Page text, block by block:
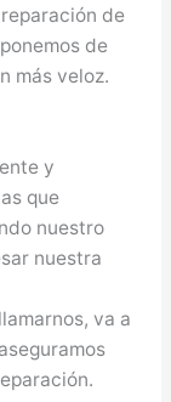
de
de
más veloz.
y
que
nuestro
nuestra
va a